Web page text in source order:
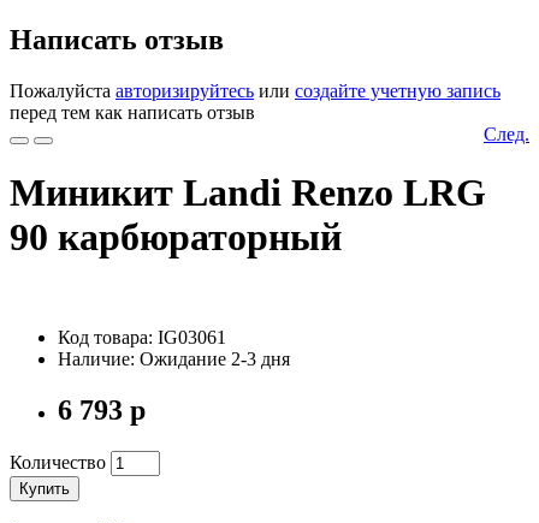
Написать отзыв
Пожалуйста авторизируйтесь или создайте учетную запись
перед тем как написать отзыв
След.
Миникит Landi Renzo LRG
90 карбюраторный
Код товара: IG03061
Наличие: Ожидание 2-3 дня
6 793 р
Количество
Купить